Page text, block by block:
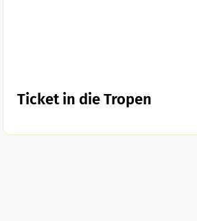
Ticket in die Tropen